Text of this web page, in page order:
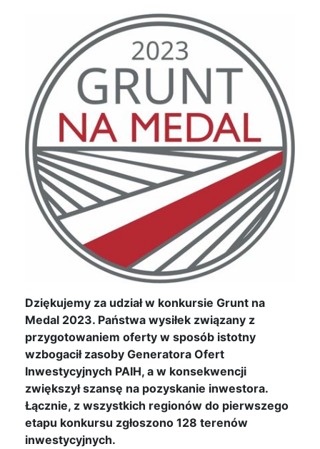
Dziękujemy za udział w konkursie Grunt na
Medal 2023. Państwa wysiłek związany z
przygotowaniem oferty w sposób istotny
wzbogacił zasoby Generatora Ofert
Inwestycyjnych PAIH, a w konsekwencji
zwiększył szansę na pozyskanie inwestora.
Łącznie, z wszystkich regionów do pierwszego
etapu konkursu zgłoszono 128 terenów
inwestycyjnych.